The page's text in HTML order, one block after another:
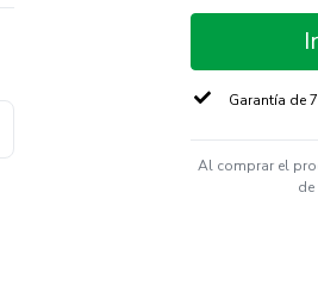
Garantía de
Al comprar el